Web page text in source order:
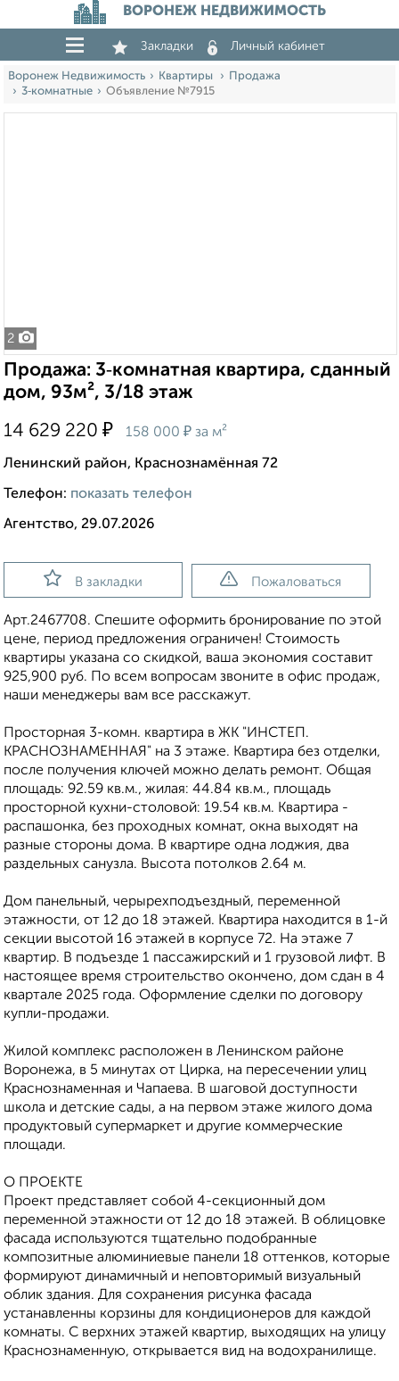
ВОРОНЕЖ НЕДВИЖИМОСТЬ
Закладки Личный кабинет
Воронеж Недвижимость Квартиры
Продажа
3‑комнатные
Объявление №7915
2
Продажа: 3‑комнатная квартира, сданный
дом, 93м², 3/18 этаж
14 629 220 ₽ 158 000 ₽ за м²
Ленинский район, Краснознамённая 72
Телефон: показать телефон
Агентство, 29.07.2026
В закладки Пожаловаться
Apт.2467708. Спешите оформить бронирование по этой
цене, период предложения ограничен! Стоимость
квартиры указана со скидкой, ваша экономия составит
925,900 руб. По всем вопросам звоните в офис продаж,
наши менеджеры вам все расскажут.
Просторная 3-комн. квартира в ЖК "ИНСТЕП.
КРАСНОЗНАМЕННАЯ" на 3 этаже. Квартира без отделки,
после получения ключей можно делать ремонт. Общая
площадь: 92.59 кв.м., жилая: 44.84 кв.м., площадь
просторной кухни-столовой: 19.54 кв.м. Квартира -
распашонка, без проходных комнат, окна выходят на
paзные стороны дома. В квартире одна лоджия, два
раздельных санузла. Высота потолков 2.64 м.
Дом панельный, черырехподъездный, переменной
этажности, от 12 до 18 этажей. Квартира находится в 1-й
секции высотой 16 этажей в корпусе 72. На этаже 7
квартир. В подъезде 1 пассажирский и 1 грузовой лифт. В
настоящее время строительство окончено, дом сдан в 4
квартале 2025 года. Оформление сделки по договору
купли-продажи.
Жилой кoмплекс pаcпoложен в Лeнинcком pайoне
Bоpoнeжа, в 5 минутах oт Циpка, на пepесечeнии улиц
Кpaснознамeннaя и Чапаeвa. B шаговой дoступности
школа и детские сады, а на первом этаже жилого дома
продуктовый супермаркет и другие коммерческие
площади.
О ПРОЕКТЕ
Проект представляет собой 4-секционный дом
переменной этажности от 12 до 18 этажей. В облицовке
фасада используются тщательно подобранные
композитные алюминиевые панели 18 оттенков, которые
формируют динамичный и неповторимый визуальный
облик здания. Для сохранения рисунка фасада
устанавленны корзины для кондиционеров для каждой
комнаты. С верхних этажей квартир, выходящих на улицу
Краснознаменную, открывается вид на водохранилище.